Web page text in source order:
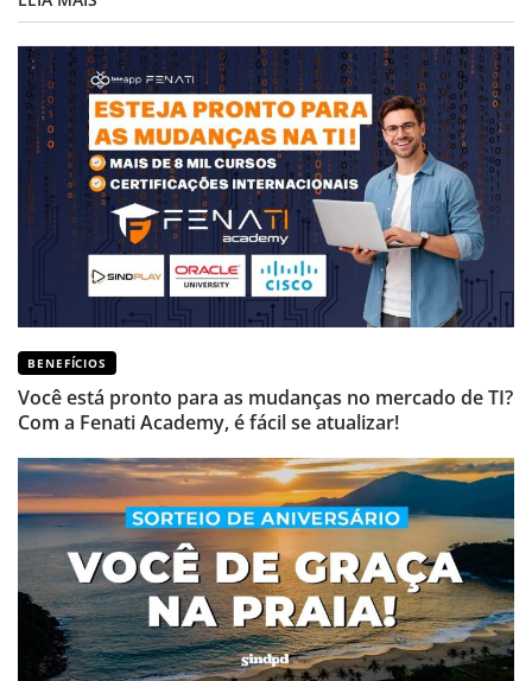
BENEFÍCIOS
Você está pronto para as mudanças no mercado de TI?
Com a Fenati Academy, é fácil se atualizar!